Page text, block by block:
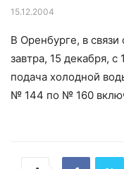
15.12.2004
В Оренбурге, в связи
завтра, 15 декабря,
подача холодной
№ 144 по № 160